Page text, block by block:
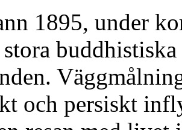
1895, under
och persiskt